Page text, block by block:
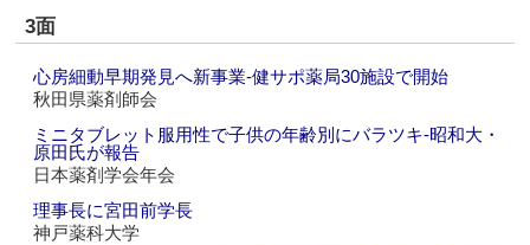
3面
心房細動早期発見へ新事業‐健サポ薬局30施設で開始
秋田県薬剤師会
ミニタブレット服用性で子供の年齢別にバラツキ‐昭和大・
原田氏が報告
日本薬剤学会年会
理事長に宮田前学長
神戸薬科大学